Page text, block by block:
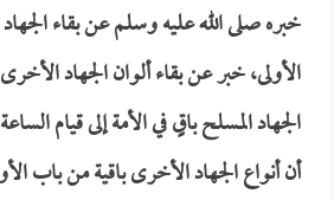
خبره صلى الله عليه وسلم عن بقاء
الأولى، خبر عن بقاء ألوان الجهاد
الجهاد المسلح باقٍ في الأمة إلى قيام
أن أنواع الجهاد الأخرى باقية من باب